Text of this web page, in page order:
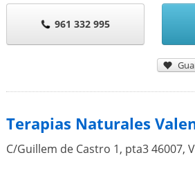
961 332 995
Terapias Naturales
C/Guillem de Castro 1, pta346007,